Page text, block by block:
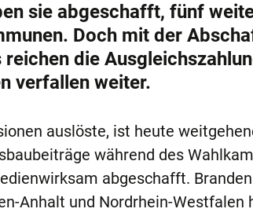
sie abgeschafft, fünf
Doch mit der
die
verfallen weiter.
auslöste, ist heute
während des
abgeschafft.
Anhalt und Nordrhein-Westfalen